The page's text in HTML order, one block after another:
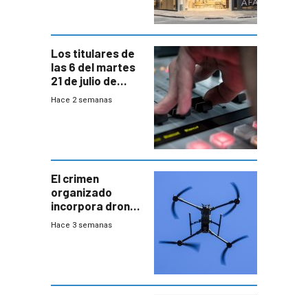
Los titulares de
las 6 del martes
21 de julio de
2026
Hace 2 semanas
El crimen
organizado
incorpora drones
y abre un nuevo
Hace 3 semanas